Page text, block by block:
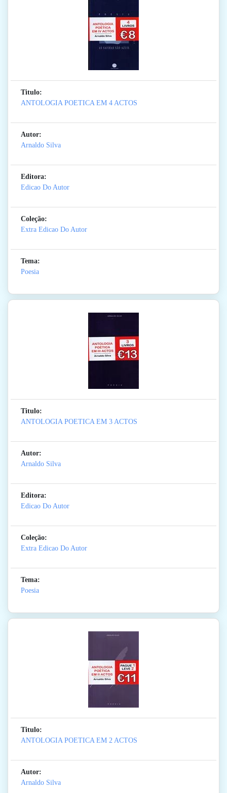
Titulo:
ANTOLOGIA POETICA EM 4 ACTOS
Autor:
Arnaldo Silva
Editora:
Edicao Do Autor
Coleção:
Extra Edicao Do Autor
Tema:
Poesia
Titulo:
ANTOLOGIA POETICA EM 3 ACTOS
Autor:
Arnaldo Silva
Editora:
Edicao Do Autor
Coleção:
Extra Edicao Do Autor
Tema:
Poesia
Titulo:
ANTOLOGIA POETICA EM 2 ACTOS
Autor:
Arnaldo Silva